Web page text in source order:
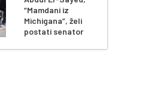
“Mamdani iz
Michigana”, želi
postati senator